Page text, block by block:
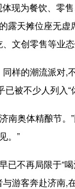
现为餐饮、零
露天摊位座无
文创零售等业态
的潮流派对,
被不少人列入“
奥体精酿节。”
。”
不再局限于“喝
游客奔赴济南,